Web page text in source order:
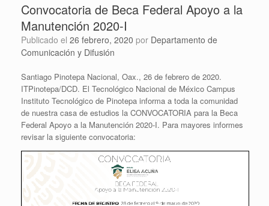
Convocatoria de Beca Federal Apoyo a la
Manutención 2020-I
Publicado el 26 febrero, 2020 por Departamento de
Comunicación y Difusión
Santiago Pinotepa Nacional, Oax., 26 de febrero de 2020.
ITPinotepa/DCD. El Tecnológico Nacional de México Campus
Instituto Tecnológico de Pinotepa informa a toda la comunidad
de nuestra casa de estudios la CONVOCATORIA para la Beca
Federal Apoyo a la Manutención 2020-I. Para mayores informes
revisar la siguiente convocatoria: